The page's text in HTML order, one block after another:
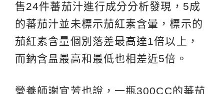
售24件蕃茄汁進行成分分析發現，5成
的蕃茄汁並未標示茄紅素含暈，標示的
茄紅素含量個別落差最高達1倍以上，
而鈉含昷最高和最低也相差近5倍。
營養師謝宜芳也說，一瓶300CC的蕃茄